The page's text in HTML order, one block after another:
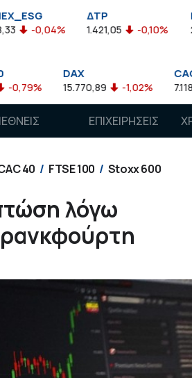
ΔΤΡ
1.421,05 -0,10% 2.211,72
-1,02% 7.118,50 -1,15%
ΕΠΙΧΕΙΡΗΣΕΙΣ
40 FTSE 100 Stoxx 600
λόγω